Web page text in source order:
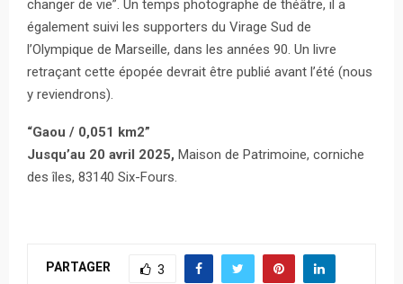
changer de vie”. Un temps photographe de théâtre, il a
également suivi les supporters du Virage Sud de
l’Olympique de Marseille, dans les années 90. Un livre
retraçant cette épopée devrait être publié avant l’été (nous
y reviendrons).
“Gaou / 0,051 km2”
Jusqu’au 20 avril 2025, Maison de Patrimoine, corniche
des îles, 83140 Six-Fours.
PARTAGER 3